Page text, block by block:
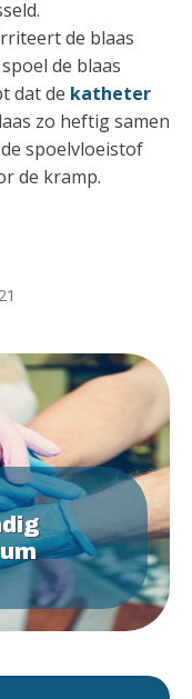
de blaas
de blaas
dat de katheter
zo heftig samen
spoelvloeistof
de kramp.